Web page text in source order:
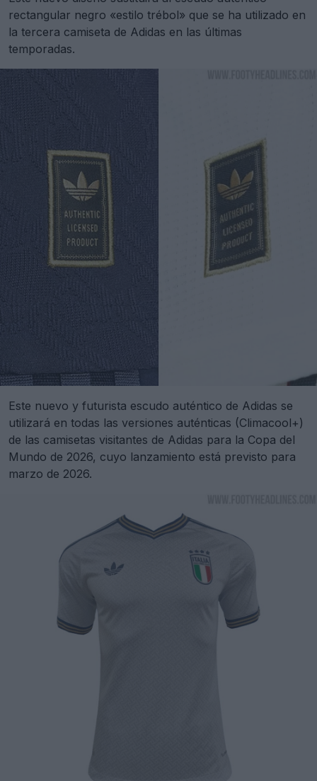
rectangular negro «estilo trébol» que se ha utilizado en
la tercera camiseta de Adidas en las últimas
temporadas.
Este nuevo y futurista escudo auténtico de Adidas se
utilizará en todas las versiones auténticas (Climacool+)
de las camisetas visitantes de Adidas para la Copa del
Mundo de 2026, cuyo lanzamiento está previsto para
marzo de 2026.